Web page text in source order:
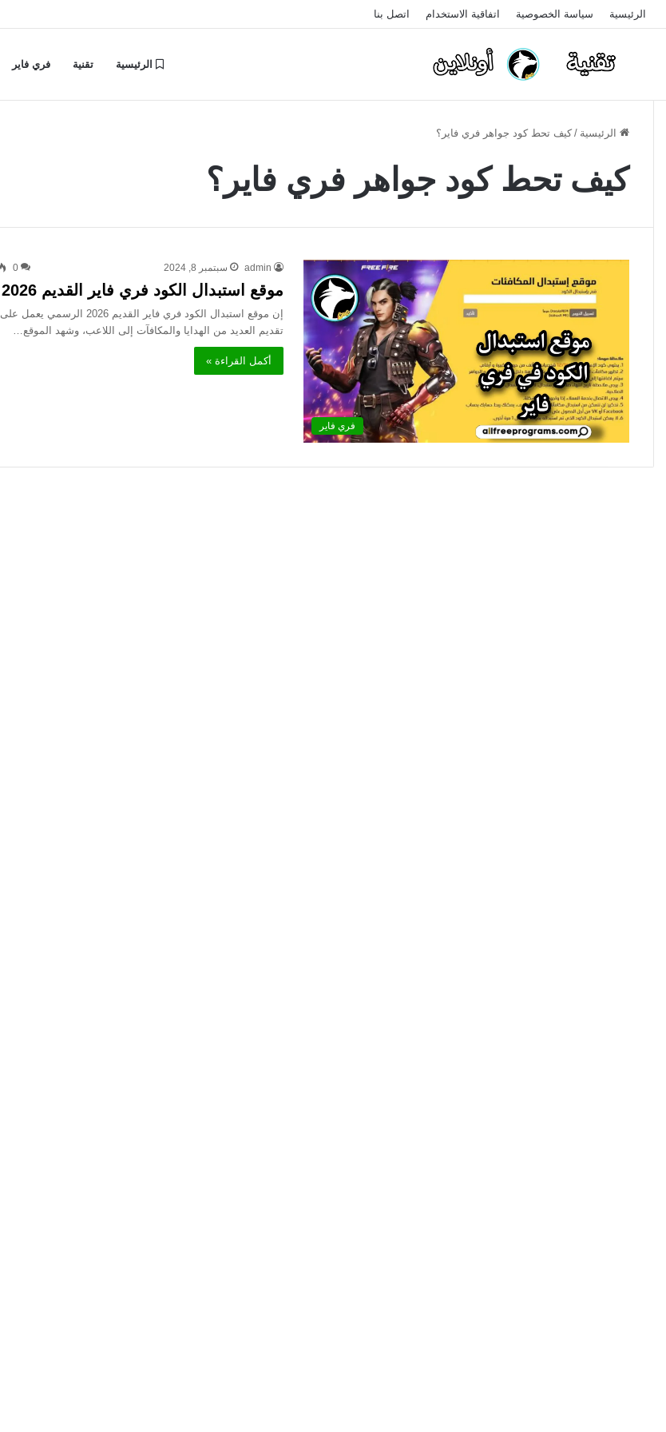
الرئيسية سياسة الخصوصية اتفاقية الاستخدام اتصل بنا
الرئيسية تقنية فري فاير
الرئيسية / كيف تحط كود جواهر فري فاير؟
كيف تحط كود جواهر فري فاير؟
فري فاير
admin سبتمبر 8, 2024 0
موقع استبدال الكود فري فاير القديم 2026
إن موقع استبدال الكود فري فاير القديم 2026 الرسمي يعمل على
تقديم العديد من الهدايا والمكافآت إلى اللاعب، وشهد الموقع…
أكمل القراءة »